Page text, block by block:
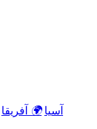
آسیا 🌍 آفریقا